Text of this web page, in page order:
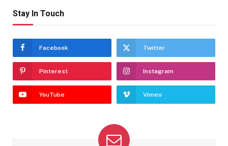
Stay In Touch
Facebook Twitter
Pinterest Instagram
YouTube Vimeo